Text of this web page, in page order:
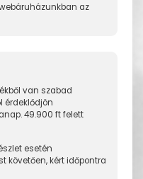
az
van szabad
érdeklődjön
49.900 ft felett
esetén
követően, kért időpontra